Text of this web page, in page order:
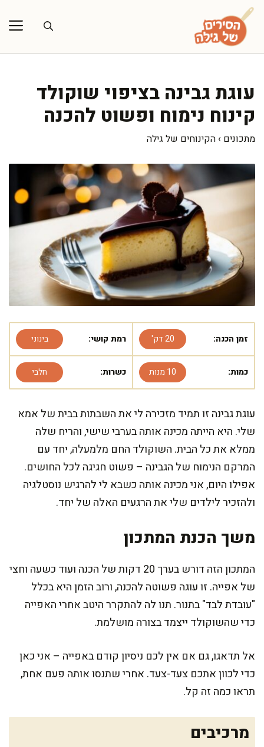
לדלג
לתוכן
עוגת גבינה בציפוי שוקולד
קינוח נימוח ופשוט להכנה
מתכונים › הקינוחים של גילה
זמן הכנה: 20 דק' רמת קושי: בינוני
כמות: 10 מנות כשרות: חלבי
עוגת גבינה זו תמיד מזכירה לי את השבתות בבית של אמא
שלי. היא הייתה מכינה אותה בערבי שישי, והריח שלה
ממלא את כל הבית. השוקולד החם מלמעלה, יחד עם
המרקם הנימוח של הגבינה – פשוט חגיגה לכל החושים.
אפילו היום, אני מכינה אותה כשבא לי להרגיש נוסטלגיה
ולהזכיר לילדים שלי את הרגעים האלה של יחד.
משך הכנת המתכון
המתכון הזה דורש בערך 20 דקות של הכנה ועוד כשעה וחצי
של אפייה. זו עוגה פשוטה להכנה, ורוב הזמן היא בכלל
"עובדת לבד" בתנור. תנו לה להתקרר היטב אחרי האפייה
כדי שהשוקולד ייצמד בצורה מושלמת.
אל תדאגו, גם אם אין לכם ניסיון קודם באפייה – אני כאן
כדי לכוון אתכם צעד-צעד. אחרי שתנסו אותה פעם אחת,
תראו כמה זה קל.
מרכיבים